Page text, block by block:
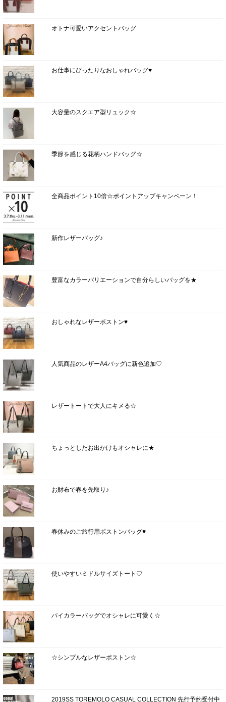
オトナ可愛いアクセントバッグ
お仕事にぴったりなおしゃれバッグ♥
大容量のスクエア型リュック☆
季節を感じる花柄ハンドバッグ☆
全商品ポイント10倍☆ポイントアップキャンペーン！
新作レザーバッグ♪
豊富なカラーバリエーションで自分らしいバッグを★
おしゃれなレザーボストン♥
人気商品のレザーA4バッグに新色追加♡
レザートートで大人にキメる☆
ちょっとしたお出かけもオシャレに★
お財布で春を先取り♪
春休みのご旅行用ボストンバッグ♥
使いやすいミドルサイズトート♡
バイカラーバッグでオシャレに可愛く☆
☆シンプルなレザーボストン☆
2019SS TOREMOLO CASUAL COLLECTION 先行予約受付中